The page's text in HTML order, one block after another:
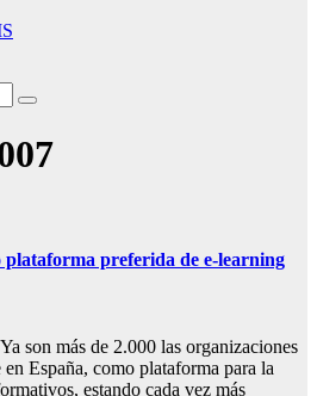
plataforma preferida de e-learning
son más de 2.000 las organizaciones
España, como plataforma para la
estando cada vez más